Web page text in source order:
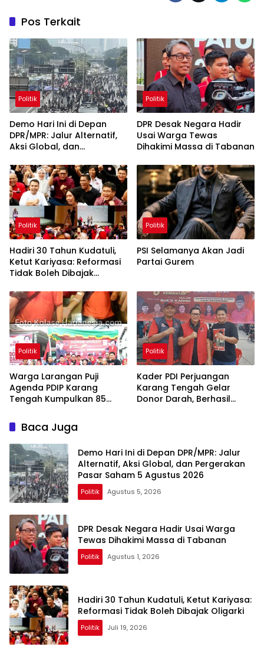
Pos Terkait
Politik
Demo Hari Ini di Depan
DPR/MPR: Jalur Alternatif,
Aksi Global, dan
Agustus 2026
Politik
DPR Desak Negara Hadir
Usai Warga Tewas
Dihakimi Massa di Tabanan
Politik
Hadiri 30 Tahun Kudatuli,
Ketut Kariyasa: Reformasi
Tidak Boleh Dibajak
Politik
PSI Selamanya Akan Jadi
Partai Gurem
Politik
Warga Larangan Puji
Agenda PDIP Karang
Tengah Kumpulkan 85
Politik
Kader PDI Perjuangan
Karang Tengah Gelar
Donor Darah, Berhasil
Baca Juga
Demo Hari Ini di Depan DPR/MPR: Jalur
Alternatif, Aksi Global, dan Pergerakan
Pasar Saham 5 Agustus 2026
Politik Agustus 5, 2026
DPR Desak Negara Hadir Usai Warga
Tewas Dihakimi Massa di Tabanan
Politik Agustus 1, 2026
Hadiri 30 Tahun Kudatuli, Ketut Kariyasa:
Reformasi Tidak Boleh Dibajak Oligarki
Politik Juli 19, 2026